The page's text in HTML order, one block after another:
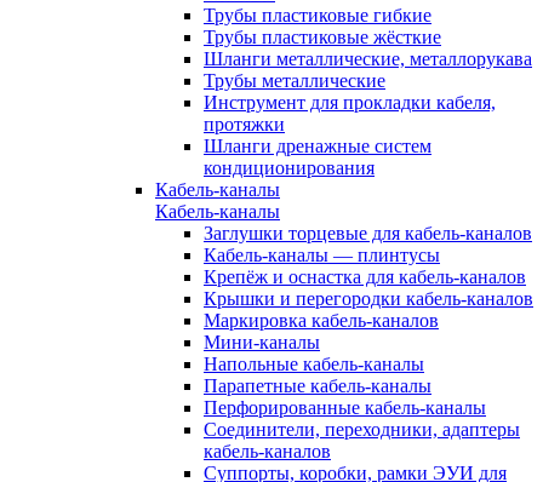
Трубы пластиковые гибкие
Трубы пластиковые жёсткие
Шланги металлические, металлорукава
Трубы металлические
Инструмент для прокладки кабеля,
протяжки
Шланги дренажные систем
кондиционирования
Кабель-каналы
Кабель-каналы
Заглушки торцевые для кабель-каналов
Кабель-каналы — плинтусы
Крепёж и оснастка для кабель-каналов
Крышки и перегородки кабель-каналов
Маркировка кабель-каналов
Мини-каналы
Напольные кабель-каналы
Парапетные кабель-каналы
Перфорированные кабель-каналы
Соединители, переходники, адаптеры
кабель-каналов
Суппорты, коробки, рамки ЭУИ для